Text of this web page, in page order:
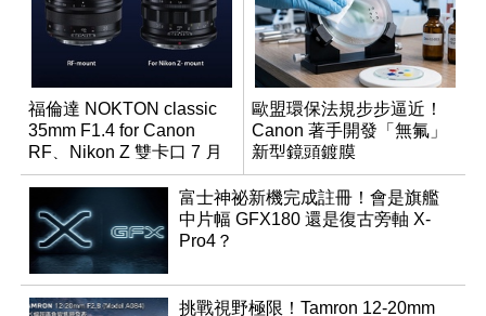
福倫達 NOKTON classic
35mm F1.4 for Canon
RF、Nikon Z 雙卡口 7 月
同步登台
歐盟環保法規步步逼近！
Canon 著手開發「無氟」
新型鏡頭鍍膜
富士神祕新機完成註冊！會是旗艦
中片幅 GFX180 還是復古旁軸 X-
Pro4？
挑戰視野極限！Tamron 12-20mm